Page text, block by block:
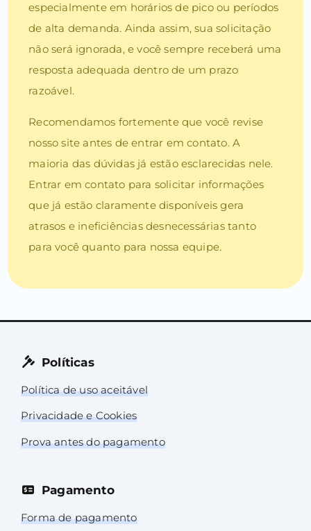
especialmente em horários de pico ou períodos
de alta demanda. Ainda assim, sua solicitação
não será ignorada, e você sempre receberá uma
resposta adequada dentro de um prazo
razoável.
Recomendamos fortemente que você revise
nosso site antes de entrar em contato. A
maioria das dúvidas já estão esclarecidas nele.
Entrar em contato para solicitar informações
que já estão claramente disponíveis gera
atrasos e ineficiências desnecessárias tanto
para você quanto para nossa equipe.
Políticas
Política de uso aceitável
Privacidade e Cookies
Prova antes do pagamento
Pagamento
Forma de pagamento